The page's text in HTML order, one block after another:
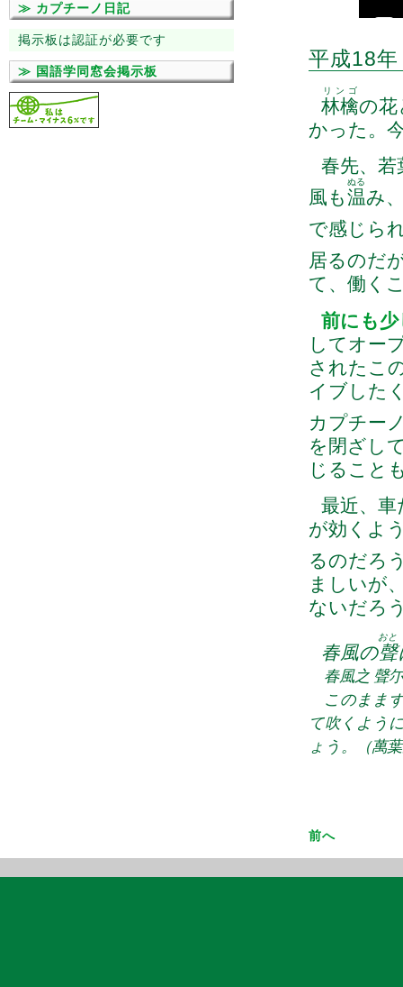
平成18
林檎
リンゴ
の花
かった。
春先、
風も温
ぬる
み
で感じら
居るのだ
て、働く
前にも
してオー
されたこ
イブした
カプチー
を閉ざし
じること
最近、
が効くよ
るのだろ
ましいが
ないだろ
春風の聲
おと
春風之 聲
このままず
て吹くよう
ょう。（萬
前へ
≫ カプチーノ日記
掲示板は認証が必要です
≫ 国語学同窓会掲示板